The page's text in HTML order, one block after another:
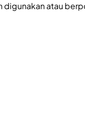
digunakan atau